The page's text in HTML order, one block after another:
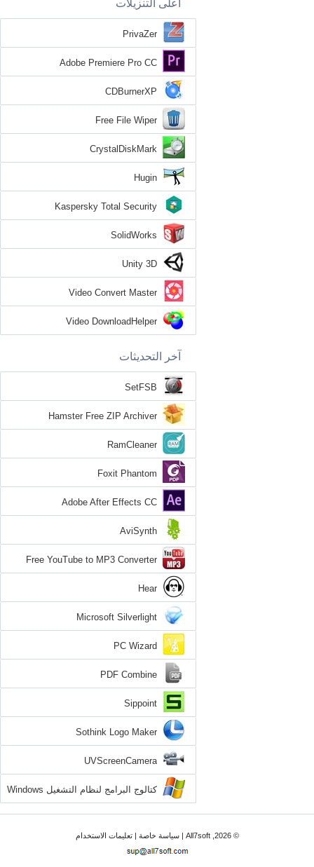
أعلى التنزيلات
PrivaZer
Adobe Premiere Pro CC
CDBurnerXP
Free File Wiper
CrystalDiskMark
Hugin
Kaspersky Total Security
SolidWorks
Unity 3D
Video Convert Master
Video DownloadHelper
آخر التحديثات
SetFSB
Hamster Free ZIP Archiver
RamCleaner
Foxit Phantom
Adobe After Effects CC
AviSynth
Free YouTube to MP3 Converter
Hear
Microsoft Silverlight
PC Wizard
PDF Combine
Sippoint
Sothink Logo Maker
UVScreenCamera
كتالوج البرامج لنظام التشغيل Windows
7
© 2026, All7soft | سياسة خاصة|تعليمات الاستخدام